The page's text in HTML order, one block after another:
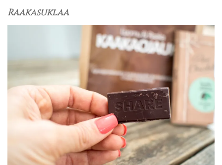
Raakasuklaa